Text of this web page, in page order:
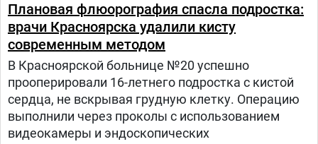
Плановая флюорография спасла подростка:
врачи Красноярска удалили кисту
современным методом
В Красноярской больнице №20 успешно
прооперировали 16-летнего подростка с кистой
сердца, не вскрывая грудную клетку. Операцию
выполнили через проколы с использованием
видеокамеры и эндоскопических